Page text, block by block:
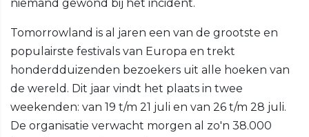
niemand gewond bij het incident.
Tomorrowland is al jaren een van de grootste en
populairste festivals van Europa en trekt
honderdduizenden bezoekers uit alle hoeken van
de wereld. Dit jaar vindt het plaats in twee
weekenden: van 19 t/m 21 juli en van 26 t/m 28 juli.
De organisatie verwacht morgen al zo'n 38.000